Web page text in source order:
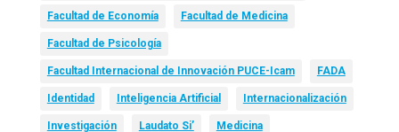
Facultad de Economía Facultad de Medicina
Facultad de Psicología
Facultad Internacional de Innovación PUCE-Icam FADA
Identidad Inteligencia Artificial Internacionalización
Investigación Laudato Si’ Medicina